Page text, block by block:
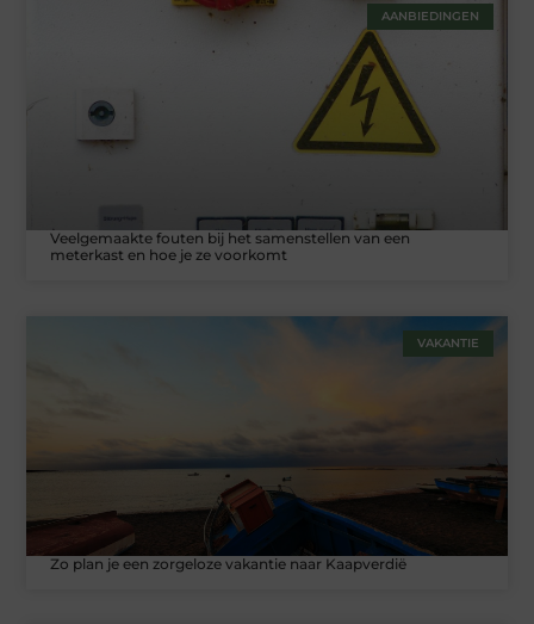
AANBIEDINGEN
Veelgemaakte fouten bij het samenstellen van een
meterkast en hoe je ze voorkomt
VAKANTIE
Zo plan je een zorgeloze vakantie naar Kaapverdië